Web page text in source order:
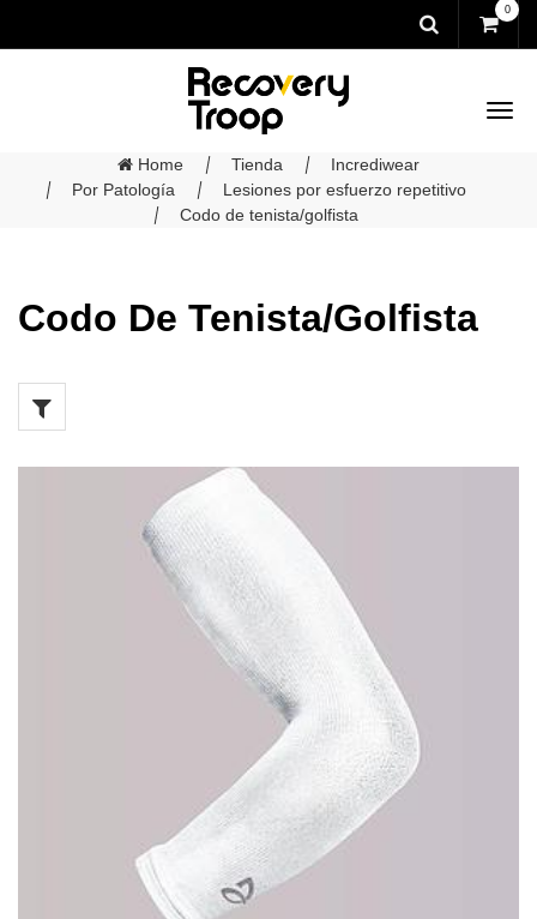
0
Home Tienda
Incrediwear
Por Patología
Lesiones por esfuerzo repetitivo
Codo de tenista/golfista
Codo De Tenista/golfista